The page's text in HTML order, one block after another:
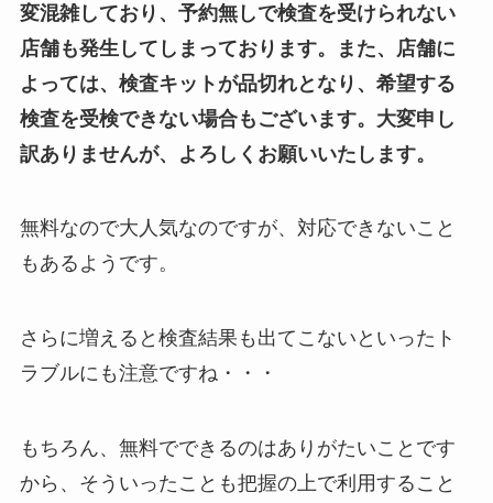
変混雑しており、予約無しで検査を受けられない
店舗も発生してしまっております。また、店舗に
よっては、検査キットが品切れとなり、希望する
検査を受検できない場合もございます。大変申し
訳ありませんが、よろしくお願いいたします。
無料なので大人気なのですが、対応できないこと
もあるようです。
さらに増えると検査結果も出てこないといったト
ラブルにも注意ですね・・・
もちろん、無料でできるのはありがたいことです
から、そういったことも把握の上で利用すること